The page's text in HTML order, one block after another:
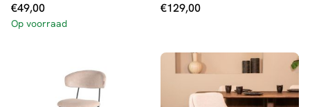
€49,00
Op voorraad
€129,00